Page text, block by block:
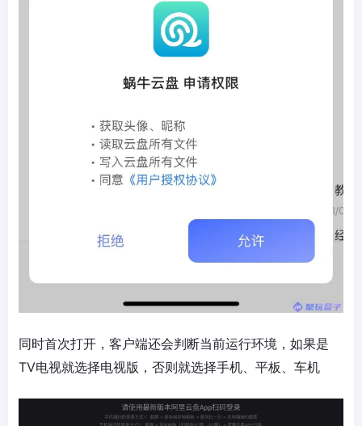
同时首次打开，客户端还会判断当前运行环境，如果是
TV电视就选择电视版，否则就选择手机、平板、车机